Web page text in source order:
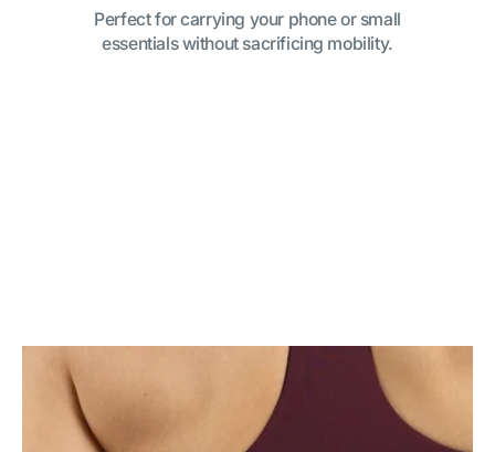
Perfect for carrying your phone or small
essentials without sacrificing mobility.